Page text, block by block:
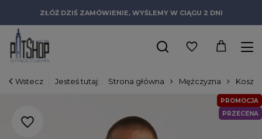
ZŁÓŻ DZIŚ ZAMÓWIENIE, WYŚLEMY W CIĄGU 2 DNI
Wstecz Jesteś tutaj: Strona główna Mężczyzna
PROMOCJA
PRZECENA